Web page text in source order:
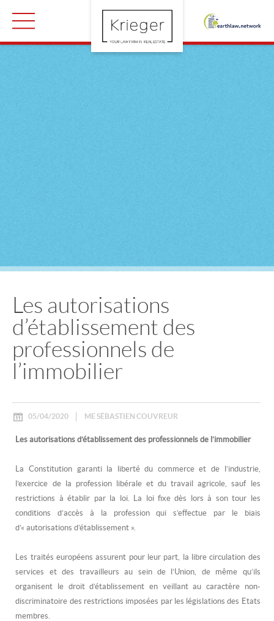
Les autorisations
d’établissement des
professionnels de
l’immobilier
05/04/2020 ME SÉBASTIEN COUVREUR
Les autorisations d’établissement des professionnels de l’immobilier
La Constitution garanti la liberté du commerce et de l’industrie,
l’exercice de la profession libérale et du travail agricole, sauf les
restrictions à établir par la loi. La loi fixe dès lors à son tour les
conditions d’accès à la profession qui s’effectue par le biais
d’« autorisations d’établissement ».
Les traités européens assurent pour leur part, la libre circulation des
services et des travailleurs au sein de l’Union, de même qu’ils
organisent le droit d’établissement en veillant au caractère non-
discriminatoire des restrictions imposées par les législations des Etats
membres.